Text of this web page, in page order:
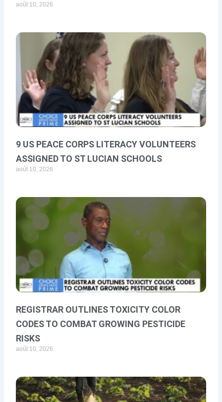
août 10, 2026
9 US PEACE CORPS LITERACY VOLUNTEERS
ASSIGNED TO ST LUCIAN SCHOOLS
août 10, 2026
REGISTRAR OUTLINES TOXICITY COLOR
CODES TO COMBAT GROWING PESTICIDE
RISKS
août 10, 2026